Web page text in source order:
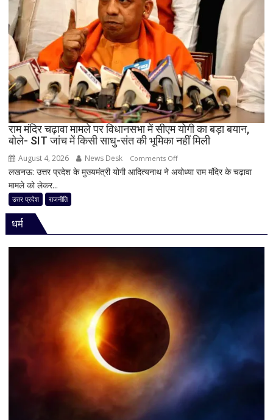
दांव,
यूपी
में
पूरी
सहप्रभारी
टीम
बदली,
नई
जिम्मेदारियां
घोषित
राम मंदिर चढ़ावा मामले पर विधानसभा में सीएम योगी का बड़ा बयान,
बोले- SIT जांच में किसी साधु-संत की भूमिका नहीं मिली
August 4, 2026 News Desk Comments Offon
राम
किसी
साधु-
लखनऊ: उत्तर प्रदेश के मुख्यमंत्री योगी आदित्यनाथ ने अयोध्या राम मंदिर के चढ़ावा
मामले को लेकर...
उत्तर प्रदेश राजनीति
धर्म